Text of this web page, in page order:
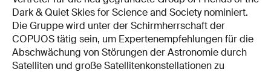
Dark & Quiet Skies for Science and Society nominiert.
Die Gruppe wird unter der Schirmherrschaft der
COPUOS tätig sein, um Expertenempfehlungen für die
Abschwächung von Störungen der Astronomie durch
Satelliten und große Satellitenkonstellationen zu